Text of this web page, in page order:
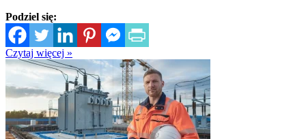
Podziel się:
Czytaj więcej »